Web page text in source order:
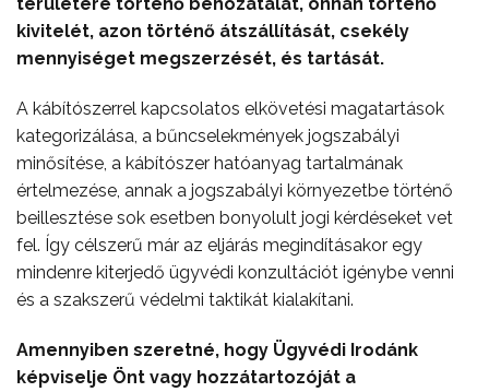
területére történő behozatalát, onnan történő
kivitelét, azon történő átszállítását, csekély
mennyiséget megszerzését, és tartását.
A kábítószerrel kapcsolatos elkövetési magatartások
kategorizálása, a bűncselekmények jogszabályi
minősítése, a kábítószer hatóanyag tartalmának
értelmezése, annak a jogszabályi környezetbe történő
beillesztése sok esetben bonyolult jogi kérdéseket vet
fel. Így célszerű már az eljárás megindításakor egy
mindenre kiterjedő ügyvédi konzultációt igénybe venni
és a szakszerű védelmi taktikát kialakítani.
Amennyiben szeretné, hogy Ügyvédi Irodánk
képviselje Önt vagy hozzátartozóját a